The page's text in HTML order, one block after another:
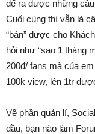
để ra được những
Cuối cùng thì vẫn là
“bán” được cho
hỏi như “sao 1 tháng
200đ/ fans mà của
100k view, lên 1tr
Về phần quản lí,
đầu, bạn nào làm